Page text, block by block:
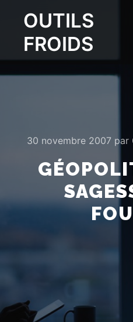
OUTILS
FROIDS
30 novembre 2007 par